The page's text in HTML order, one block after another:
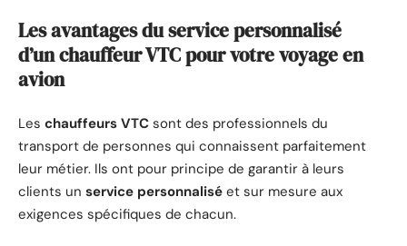
Les avantages du service personnalisé
d’un chauffeur VTC pour votre voyage en
avion
Les chauffeurs VTC sont des professionnels du
transport de personnes qui connaissent parfaitement
leur métier. Ils ont pour principe de garantir à leurs
clients un service personnalisé et sur mesure aux
exigences spécifiques de chacun.